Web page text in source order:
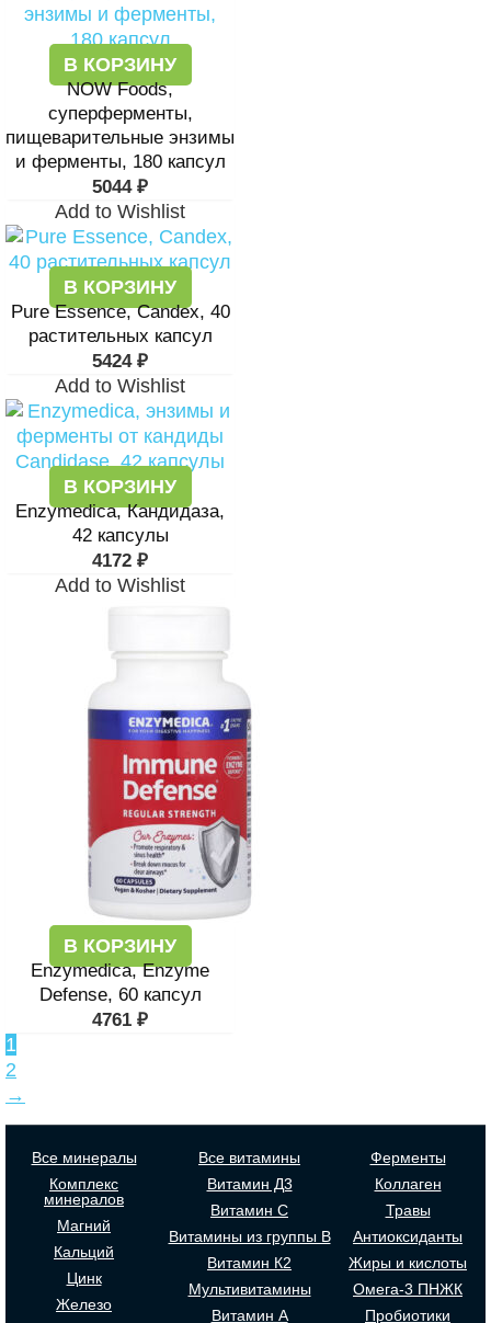
В КОРЗИНУ
NOW Foods,
суперферменты,
пищеварительные энзимы
и ферменты, 180 капсул
5044 ₽
Add to Wishlist
В КОРЗИНУ
Pure Essence, Candex, 40
растительных капсул
5424 ₽
Add to Wishlist
В КОРЗИНУ
Enzymedica, Кандидаза,
42 капсулы
4172 ₽
Add to Wishlist
В КОРЗИНУ
Enzymedica, Enzyme
Defense, 60 капсул
4761 ₽
1
2
→
Все минералы
Комплекс
минералов
Магний
Кальций
Цинк
Железо
Все витамины
Витамин Д3
Витамин С
Витамины из группы В
Витамин К2
Мультивитамины
Витамин А
Ферменты
Коллаген
Травы
Антиоксиданты
Жиры и кислоты
Омега-3 ПНЖК
Пробиотики